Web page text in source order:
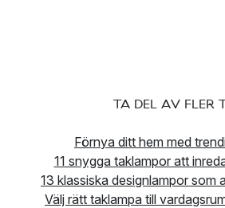
TA DEL AV FLER
Förnya ditt hem med
11 snygga taklampor att
13 klassiska designlampor som
Välj rätt taklampa till